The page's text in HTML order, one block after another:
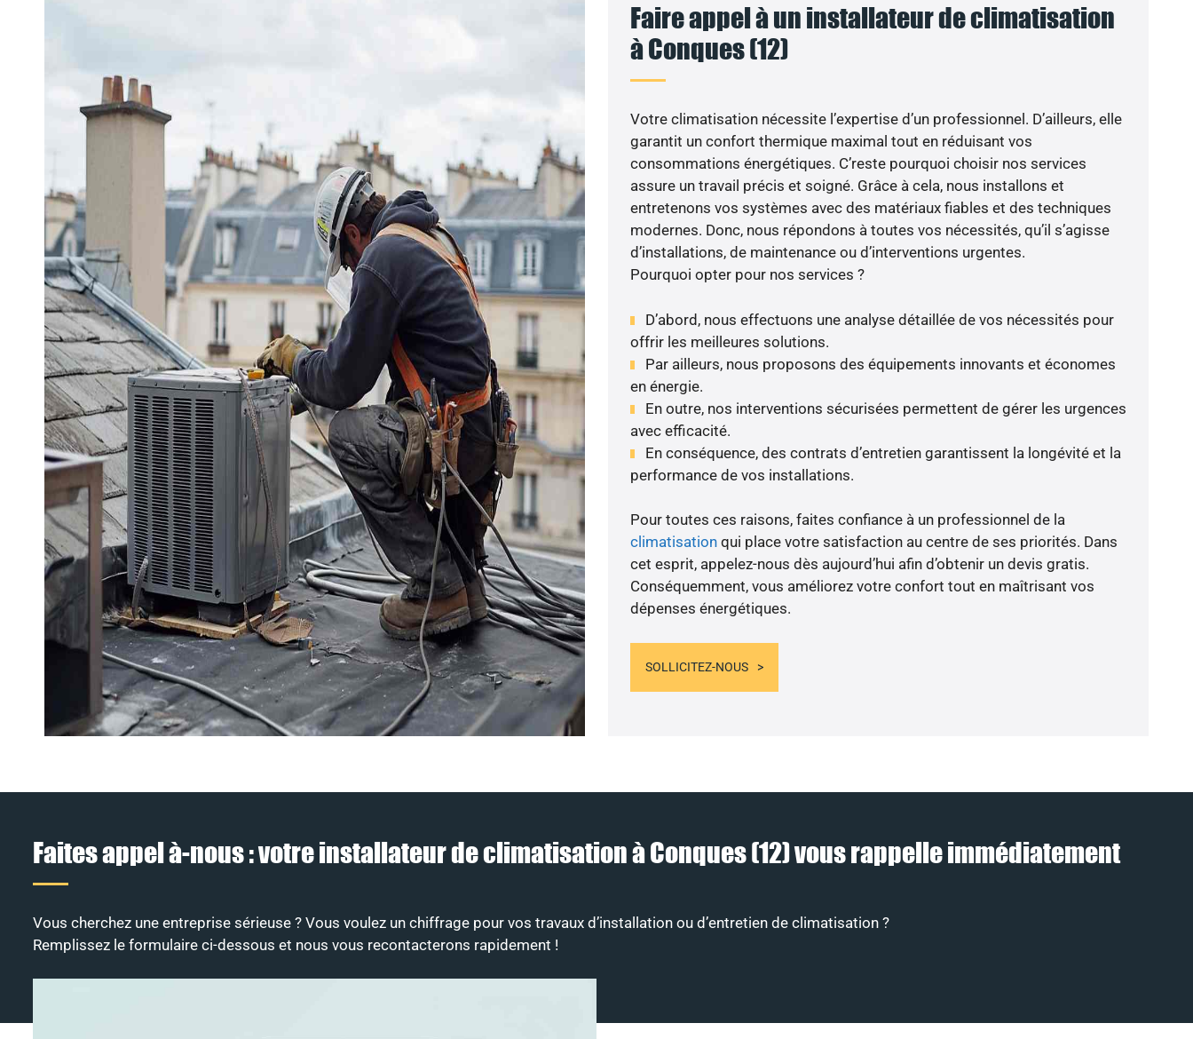
Faire appel à un installateur de climatisation
à Conques (12)
Votre climatisation nécessite l’expertise d’un professionnel. D’ailleurs, elle
garantit un confort thermique maximal tout en réduisant vos
consommations énergétiques. C’reste pourquoi choisir nos services
assure un travail précis et soigné. Grâce à cela, nous installons et
entretenons vos systèmes avec des matériaux fiables et des techniques
modernes. Donc, nous répondons à toutes vos nécessités, qu’il s’agisse
d’installations, de maintenance ou d’interventions urgentes.
Pourquoi opter pour nos services ?
D’abord, nous effectuons une analyse détaillée de vos nécessités pour
offrir les meilleures solutions.
Par ailleurs, nous proposons des équipements innovants et économes
en énergie.
En outre, nos interventions sécurisées permettent de gérer les urgences
avec efficacité.
En conséquence, des contrats d’entretien garantissent la longévité et la
performance de vos installations.
Pour toutes ces raisons, faites confiance à un professionnel de la
climatisationqui place votre satisfaction au centre de ses priorités. Dans
cet esprit, appelez-nous dès aujourd’hui afin d’obtenir un devis gratis.
Conséquemment, vous améliorez votre confort tout en maîtrisant vos
dépenses énergétiques.
SOLLICITEZ-NOUS
Faites appel à-nous : votre installateur de climatisation à Conques (12) vous rappelle immédiatement
Vous cherchez une entreprise sérieuse ? Vous voulez un chiffrage pour vos travaux d’installation ou d’entretien de climatisation ?
Remplissez le formulaire ci-dessous et nous vous recontacterons rapidement !